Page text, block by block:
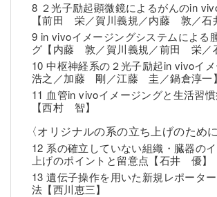
8 ２光子励起顕微鏡によるがんのin
【前田 栄／賀川義規／内藤 敦／石
9 in vivoイメージングシステムによる
グ【内藤 敦／賀川義規／前田 栄／
10 中枢神経系の２光子励起in vivoイ
浩之／加藤 剛／江藤 圭／鍋倉淳一】
11 血管in vivoイメージングと生活習
【西村 智】
〈オリジナルの系の立ち上げのために
12 系の確立していない組織・臓器の
上げのポイントと留意点【石井 優】
13 遺伝子操作を用いた新規レポータ
法【西川恵三】